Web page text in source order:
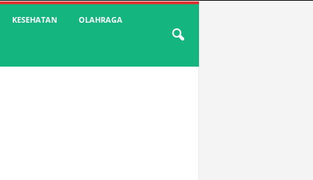
KESEHATAN OLAHRAGA